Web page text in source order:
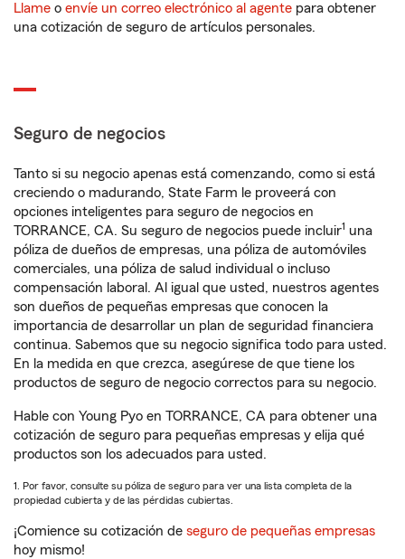
Llame o envíe un correo electrónico al agente para obtener
una cotización de seguro de artículos personales.
Seguro de negocios
Tanto si su negocio apenas está comenzando, como si está
creciendo o madurando, State Farm le proveerá con
opciones inteligentes para seguro de negocios en
TORRANCE, CA. Su seguro de negocios puede incluir1 una
póliza de dueños de empresas, una póliza de automóviles
comerciales, una póliza de salud individual o incluso
compensación laboral. Al igual que usted, nuestros agentes
son dueños de pequeñas empresas que conocen la
importancia de desarrollar un plan de seguridad financiera
continua. Sabemos que su negocio significa todo para usted.
En la medida en que crezca, asegúrese de que tiene los
productos de seguro de negocio correctos para su negocio.
Hable con Young Pyo en TORRANCE, CA para obtener una
cotización de seguro para pequeñas empresas y elija qué
productos son los adecuados para usted.
1. Por favor, consulte su póliza de seguro para ver una lista completa de la
propiedad cubierta y de las pérdidas cubiertas.
¡Comience su cotización de seguro de pequeñas empresas
hoy mismo!